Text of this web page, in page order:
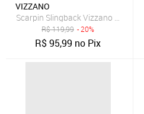
VIZZANO
Scarpin Slingback Vizzano Fosco
R$119,99 - 20%
R$95,99 no Pix